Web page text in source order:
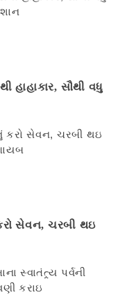
હાહાકાર, સૌથી વધુ
સેવન, ચરબી થઇ